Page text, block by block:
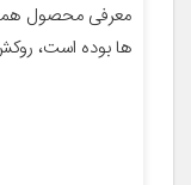
معرفی محصول
ها بوده است،